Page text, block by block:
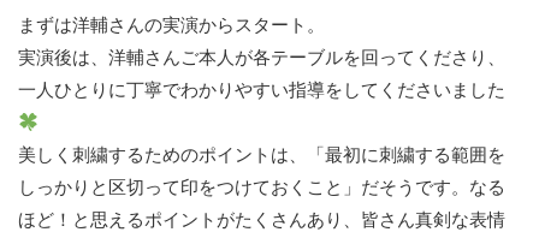
まずは洋輔さんの実演からスタート。
実演後は、洋輔さんご本人が各テーブルを回ってくださり、
一人ひとりに丁寧でわかりやすい指導をしてくださいました
美しく刺繍するためのポイントは、「最初に刺繍する範囲を
しっかりと区切って印をつけておくこと」だそうです。なる
ほど！と思えるポイントがたくさんあり、皆さん真剣な表情